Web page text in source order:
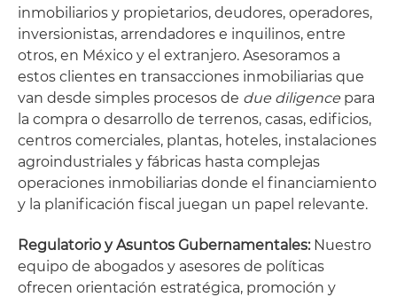
inmobiliarios y propietarios, deudores, operadores,
inversionistas, arrendadores e inquilinos, entre
otros, en México y el extranjero. Asesoramos a
estos clientes en transacciones inmobiliarias que
van desde simples procesos de due diligence para
la compra o desarrollo de terrenos, casas, edificios,
centros comerciales, plantas, hoteles, instalaciones
agroindustriales y fábricas hasta complejas
operaciones inmobiliarias donde el financiamiento
y la planificación fiscal juegan un papel relevante.
Regulatorio y Asuntos Gubernamentales:Nuestro
equipo de abogados y asesores de políticas
ofrecen orientación estratégica, promoción y